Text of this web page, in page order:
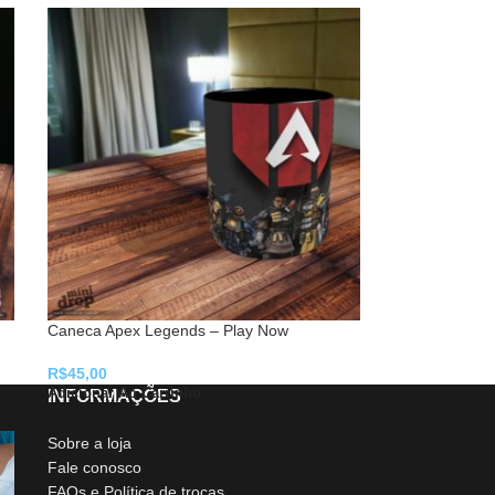
Caneca Apex Legends – Play Now
R$45,00
Adicionar Ao Carrinho
INFORMAÇÕES
Sobre a loja
Fale conosco